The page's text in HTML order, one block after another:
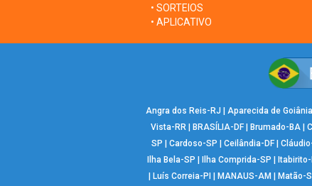
• SORTEIOS
• APLICATIVO
Angra dos Reis-RJ | Aparecida de
Vista-RR | BRASÍLIA-DF| Brumado-BA|
SP | Cardoso-SP | Ceilândia-DF |
Ilha Bela-SP | Ilha Comprida-SP | Itabirito-
| Luís Correia-PI | MANAUS-AM | Matão-